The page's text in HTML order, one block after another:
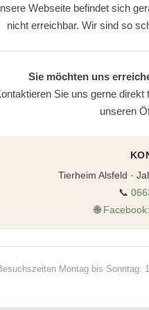
Webseite befindet sich
nicht erreichbar. Wir sind so
Sie möchten uns
Sie uns gerne
unseren
Tierheim Alsfeld ·
📞
🌐
Montag bis Sonntag: